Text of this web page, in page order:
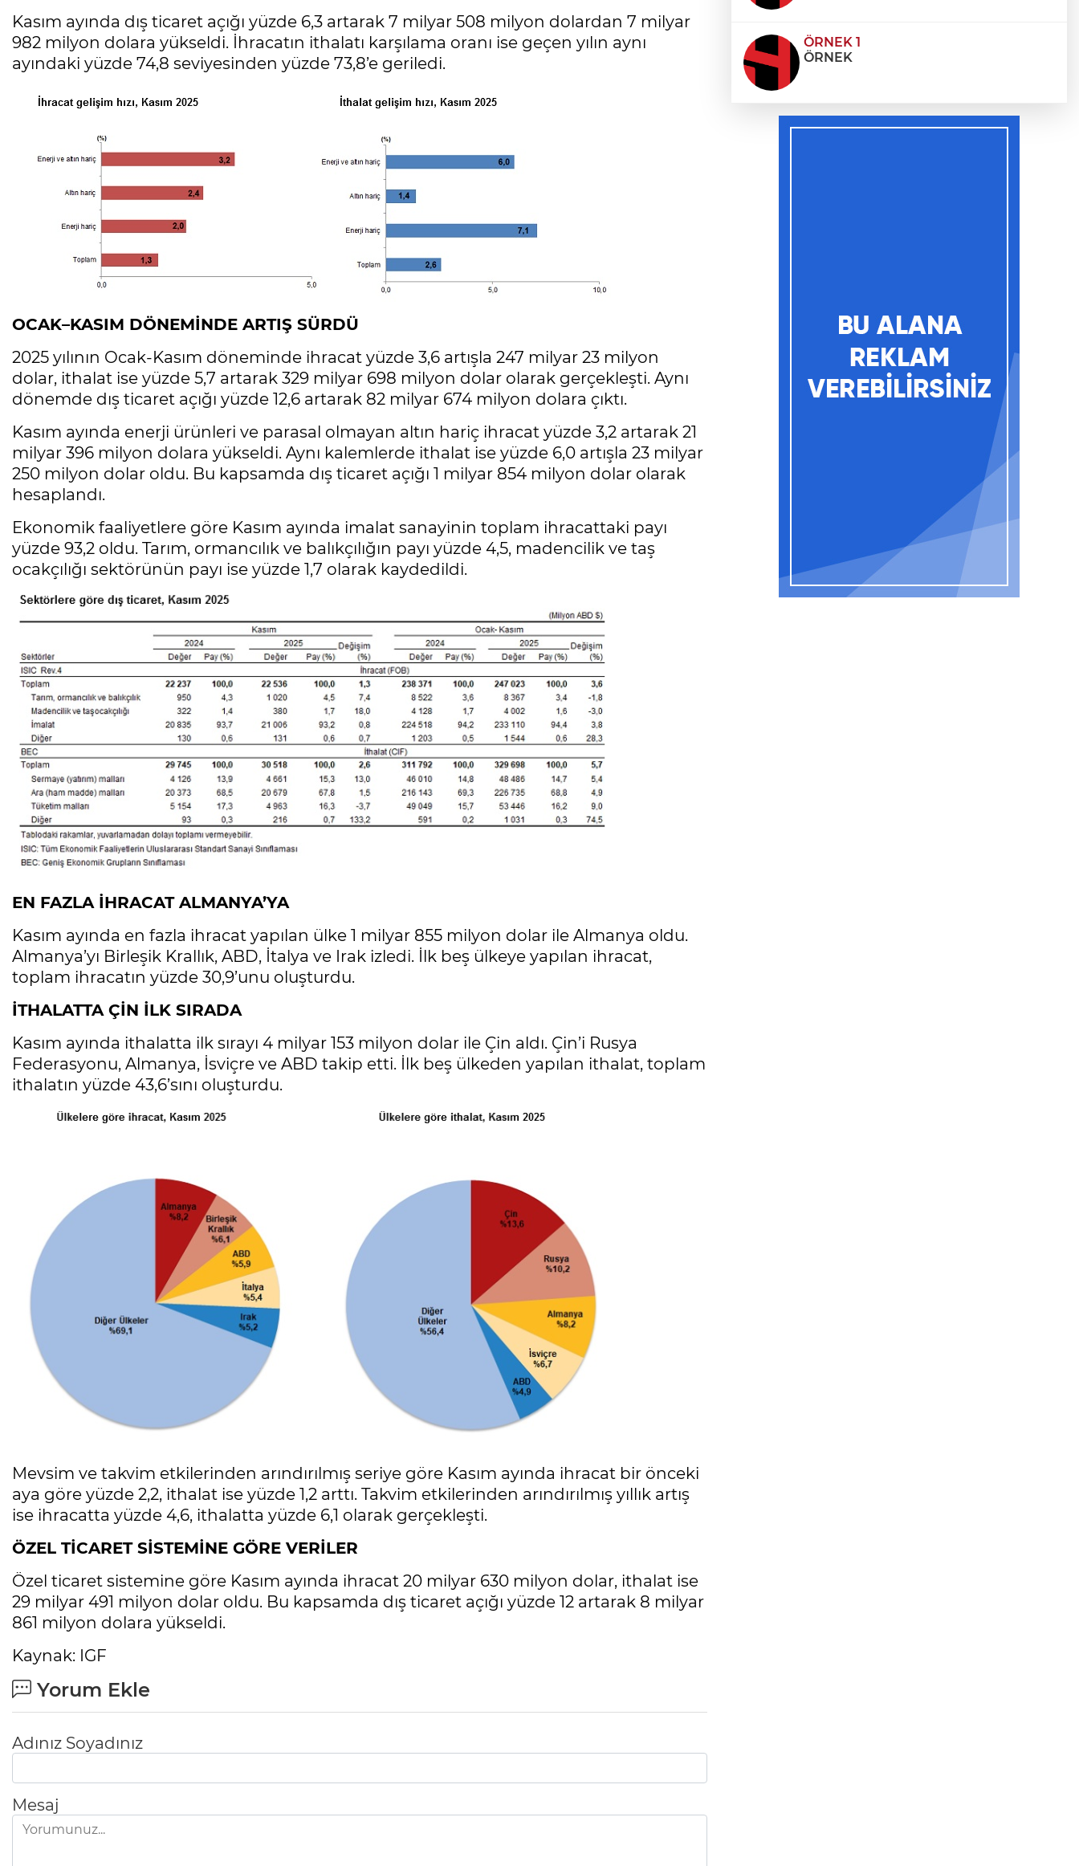
Kasım ayında dış ticaret açığı yüzde 6,3 artarak 7 milyar 508 milyon dolardan 7 milyar
982 milyon dolara yükseldi. İhracatın ithalatı karşılama oranı ise geçen yılın aynı
ayındaki yüzde 74,8 seviyesinden yüzde 73,8’e geriledi.
OCAK–KASIM DÖNEMİNDE ARTIŞ SÜRDÜ
2025 yılının Ocak-Kasım döneminde ihracat yüzde 3,6 artışla 247 milyar 23 milyon
dolar, ithalat ise yüzde 5,7 artarak 329 milyar 698 milyon dolar olarak gerçekleşti. Aynı
dönemde dış ticaret açığı yüzde 12,6 artarak 82 milyar 674 milyon dolara çıktı.
Kasım ayında enerji ürünleri ve parasal olmayan altın hariç ihracat yüzde 3,2 artarak 21
milyar 396 milyon dolara yükseldi. Aynı kalemlerde ithalat ise yüzde 6,0 artışla 23 milyar
250 milyon dolar oldu. Bu kapsamda dış ticaret açığı 1 milyar 854 milyon dolar olarak
hesaplandı.
Ekonomik faaliyetlere göre Kasım ayında imalat sanayinin toplam ihracattaki payı
yüzde 93,2 oldu. Tarım, ormancılık ve balıkçılığın payı yüzde 4,5, madencilik ve taş
ocakçılığı sektörünün payı ise yüzde 1,7 olarak kaydedildi.
EN FAZLA İHRACAT ALMANYA’YA
Kasım ayında en fazla ihracat yapılan ülke 1 milyar 855 milyon dolar ile Almanya oldu.
Almanya’yı Birleşik Krallık, ABD, İtalya ve Irak izledi. İlk beş ülkeye yapılan ihracat,
toplam ihracatın yüzde 30,9’unu oluşturdu.
İTHALATTA ÇİN İLK SIRADA
Kasım ayında ithalatta ilk sırayı 4 milyar 153 milyon dolar ile Çin aldı. Çin’i Rusya
Federasyonu, Almanya, İsviçre ve ABD takip etti. İlk beş ülkeden yapılan ithalat, toplam
ithalatın yüzde 43,6’sını oluşturdu.
Mevsim ve takvim etkilerinden arındırılmış seriye göre Kasım ayında ihracat bir önceki
aya göre yüzde 2,2, ithalat ise yüzde 1,2 arttı. Takvim etkilerinden arındırılmış yıllık artış
ise ihracatta yüzde 4,6, ithalatta yüzde 6,1 olarak gerçekleşti.
ÖZEL TİCARET SİSTEMİNE GÖRE VERİLER
Özel ticaret sistemine göre Kasım ayında ihracat 20 milyar 630 milyon dolar, ithalat ise
29 milyar 491 milyon dolar oldu. Bu kapsamda dış ticaret açığı yüzde 12 artarak 8 milyar
861 milyon dolara yükseldi.
Kaynak: IGF
Yorum Ekle
Adınız Soyadınız
Mesaj
ÖRNEK 1
ÖRNEK